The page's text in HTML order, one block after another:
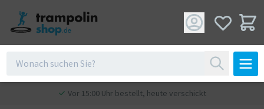
Vor 15:00 Uhr bestellt, heute verschickt